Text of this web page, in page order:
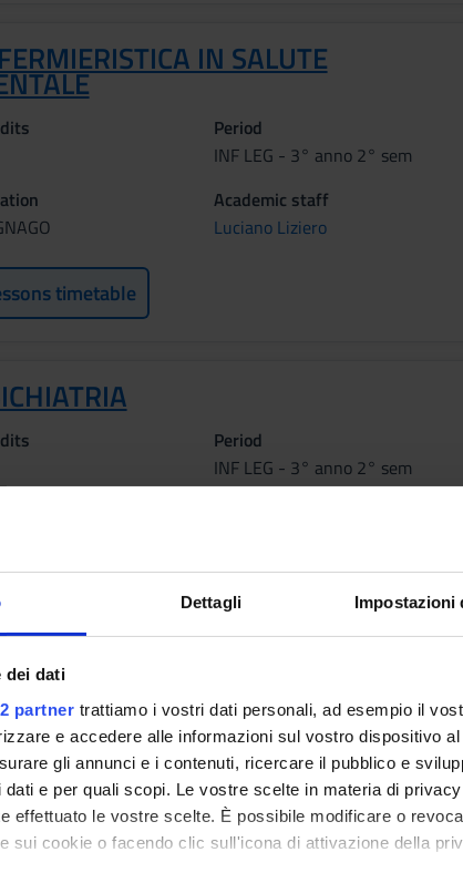
Dettagli Impostazioni
dei dati
partner trattiamo i vostri dati personali, ad esempio il
e accedere alle informazioni sul vostro dispositivo
gli annunci e i contenuti, ricercare il pubblico e
e per quali scopi. Le vostre scelte in materia di
effettuato le vostre scelte. È possibile modificare o
sui cookie o facendo clic sull'icona di attivazione della
IN SALUTE
Period
INF LEG - 3° anno 2° sem
Academic staff
Luciano Liziero
timetable
Period
INF LEG - 3° anno 2° sem
timetable
texts
TITLE
Fare squadra. Psicologia dei gruppi